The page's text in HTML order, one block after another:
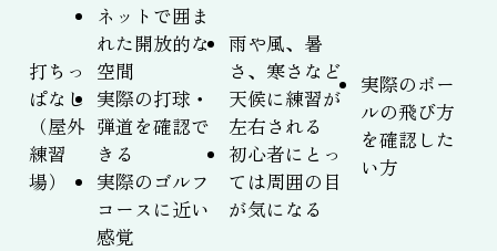
打ちっ
ぱなし
（屋外
練習
場）
ネットで囲ま
れた開放的な
空間
実際の打球・
弾道を確認で
きる
実際のゴルフ
コースに近い
感覚
雨や風、暑
さ、寒さなど
天候に練習が
左右される
初心者にとっ
ては周囲の目
が気になる
実際のボー
ルの飛び方
を確認した
い方